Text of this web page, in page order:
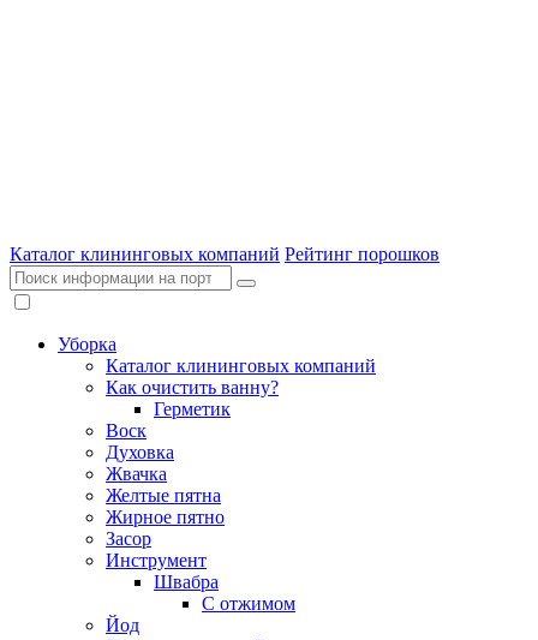
Каталог клининговых компаний Рейтинг порошков
Уборка
Каталог клининговых компаний
Как очистить ванну?
Герметик
Воск
Духовка
Жвачка
Желтые пятна
Жирное пятно
Засор
Инструмент
Швабра
С отжимом
Йод